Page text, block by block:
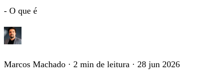
- O que é
Marcos Machado · 2 min de leitura · 28 jun 2026